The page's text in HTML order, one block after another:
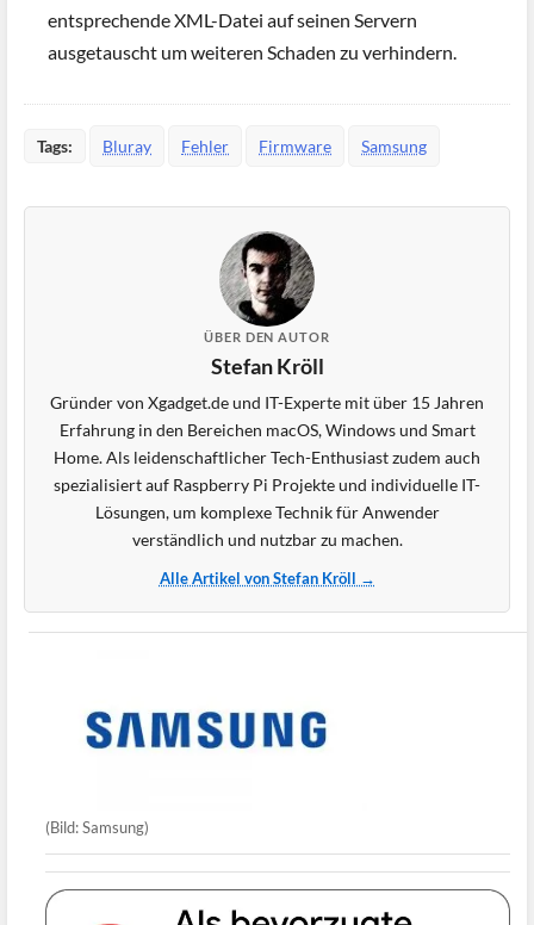
entsprechende XML-Datei auf seinen Servern
ausgetauscht um weiteren Schaden zu verhindern.
Tags: Bluray Fehler Firmware Samsung
ÜBER DEN AUTOR
Stefan Kröll
Gründer von Xgadget.de und IT-Experte mit über 15 Jahren
Erfahrung in den Bereichen macOS, Windows und Smart
Home. Als leidenschaftlicher Tech-Enthusiast zudem auch
spezialisiert auf Raspberry Pi Projekte und individuelle IT-
Lösungen, um komplexe Technik für Anwender
verständlich und nutzbar zu machen.
Alle Artikel von Stefan Kröll →
(Bild: Samsung)